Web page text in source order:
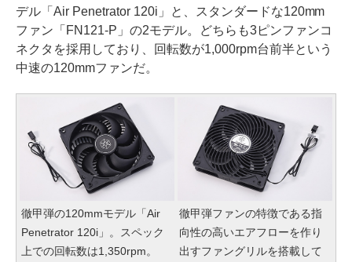
デル「Air Penetrator 120i」と、スタンダードな120mm
ファン「FN121-P」の2モデル。どちらも3ピンファンコ
ネクタを採用しており、回転数が1,000rpm台前半という
中速の120mmファンだ。
徹甲弾の120mmモデル「Air
Penetrator 120i」。スペック
上での回転数は1,350rpm。
徹甲弾ファンの特徴である指
向性の高いエアフローを作り
出すファングリルを搭載して